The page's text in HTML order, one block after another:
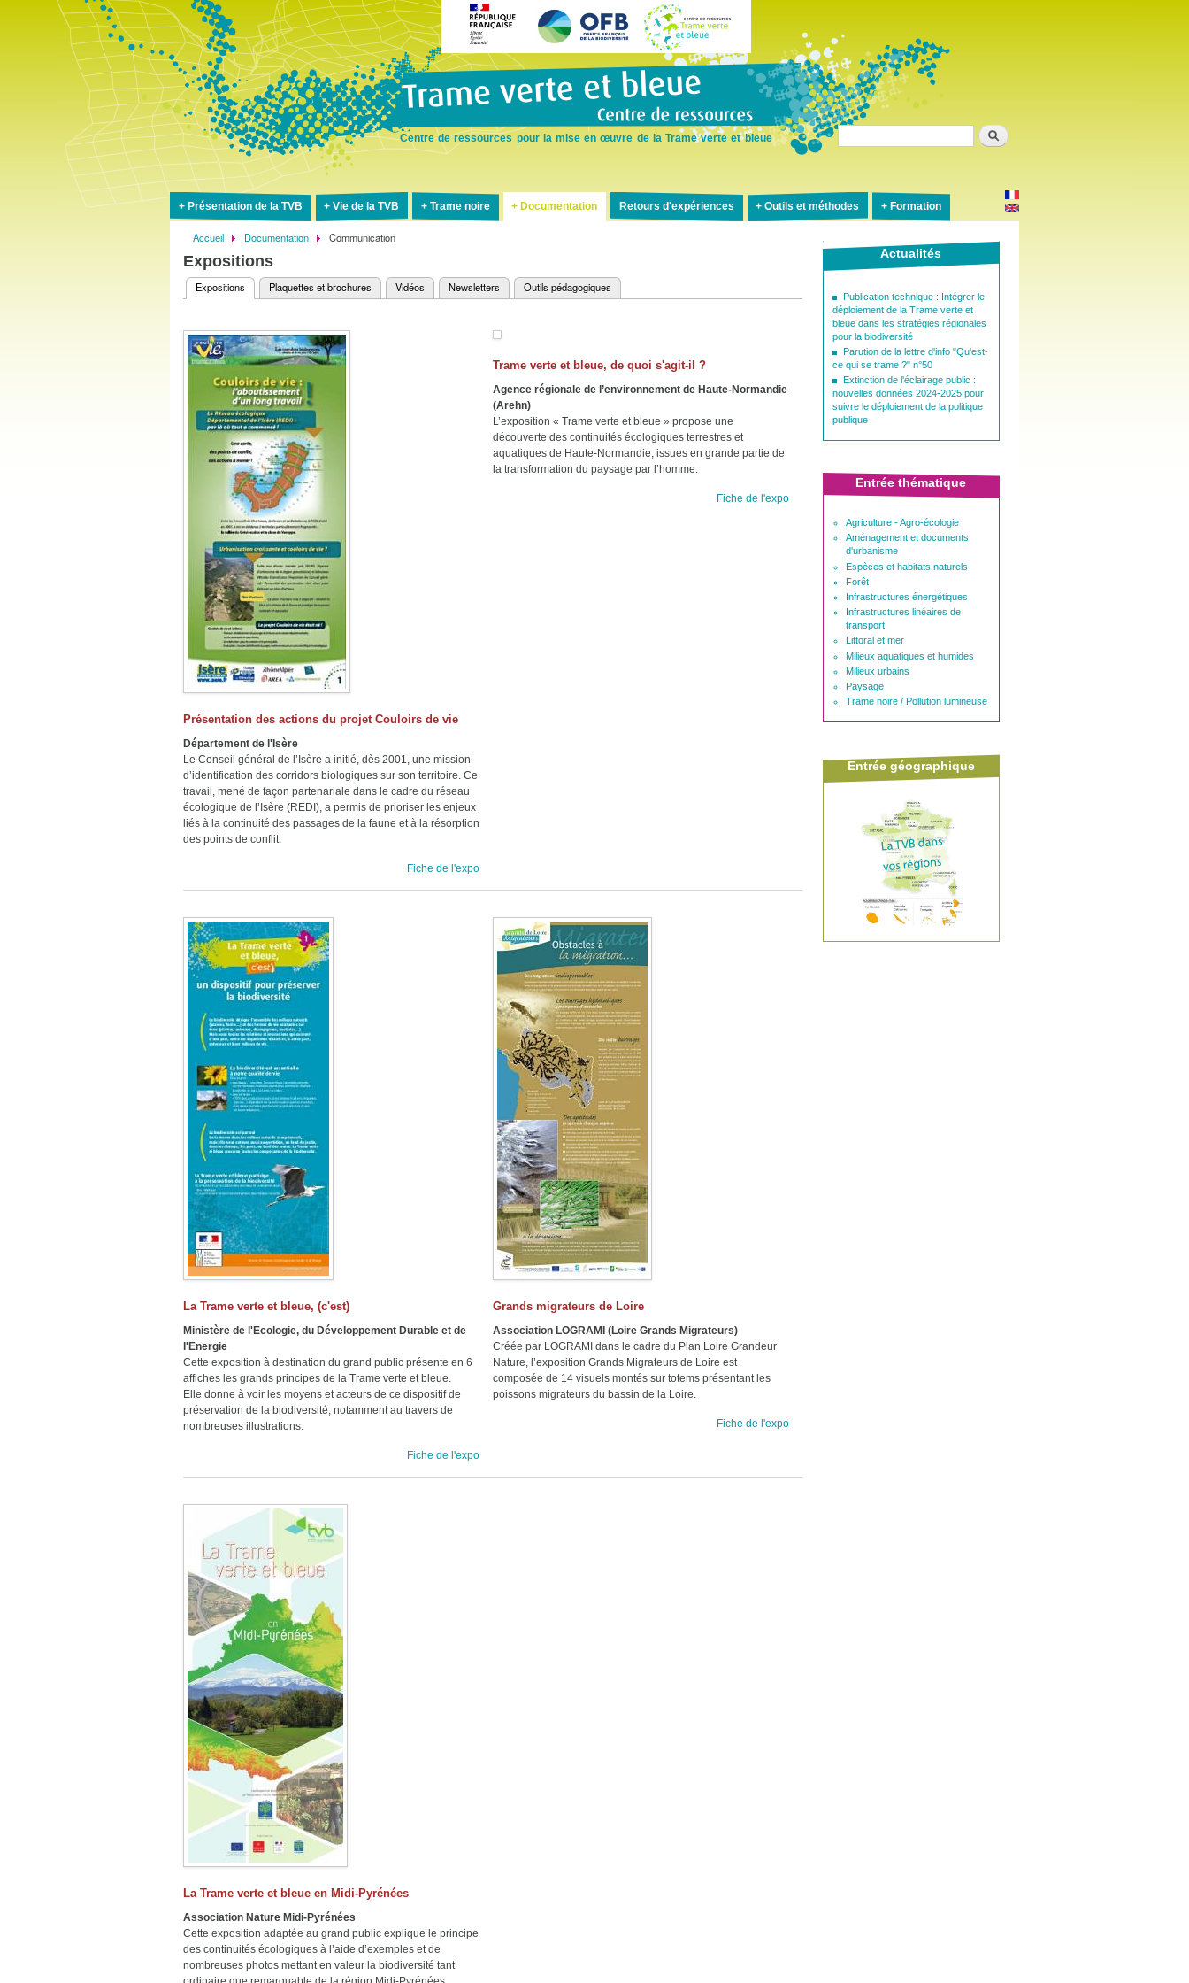
au
contenu
Centre de ressources pour la mise en œuvre de la Trame verte et bleue
Présentation de la TVB Vie de la TVB Trame noire Documentation Retours d'expériences Outils et méthodes Formation
Fil
d'Ariane
Accueil Documentation Communication
Expositions
Onglets
Expositions (onglet actif)
Plaquettes et brochures Vidéos Newsletters Outils pédagogiques
Présentation des actions du projet Couloirs de vie
Département de l'Isère
Le Conseil général de l’Isère a initié, dès 2001, une mission
d’identification des corridors biologiques sur son territoire. Ce
travail, mené de façon partenariale dans le cadre du réseau
écologique de l’Isère (REDI), a permis de prioriser les enjeux
liés à la continuité des passages de la faune et à la résorption
des points de conflit.
Fiche de l'expo
Trame verte et bleue, de quoi s'agit-il ?
Agence régionale de l’environnement de Haute-Normandie
(Arehn)
L’exposition « Trame verte et bleue » propose une
découverte des continuités écologiques terrestres et
aquatiques de Haute-Normandie, issues en grande partie de
la transformation du paysage par l’homme.
Fiche de l'expo
La Trame verte et bleue, (c'est)
Ministère de l'Ecologie, du Développement Durable et de
l'Energie
Cette exposition à destination du grand public présente en 6
affiches les grands principes de la Trame verte et bleue.
Elle donne à voir les moyens et acteurs de ce dispositif de
préservation de la biodiversité, notamment au travers de
nombreuses illustrations.
Fiche de l'expo
Grands migrateurs de Loire
Association LOGRAMI (Loire Grands Migrateurs)
Créée par LOGRAMI dans le cadre du Plan Loire Grandeur
Nature, l’exposition Grands Migrateurs de Loire est
composée de 14 visuels montés sur totems présentant les
poissons migrateurs du bassin de la Loire.
Fiche de l'expo
La Trame verte et bleue en Midi-Pyrénées
Association Nature Midi-Pyrénées
Cette exposition adaptée au grand public explique le principe
des continuités écologiques à l’aide d’exemples et de
nombreuses photos mettant en valeur la biodiversité tant
Actualités
Publication technique : Intégrer le
déploiement de la Trame verte et
bleue dans les stratégies régionales
pour la biodiversité
Parution de la lettre d'info "Qu'est-
ce qui se trame ?" n°50
Extinction de l'éclairage public :
nouvelles données 2024-2025 pour
suivre le déploiement de la politique
publique
Entrée thématique
Agriculture - Agro-écologie
Aménagement et documents
d'urbanisme
Espèces et habitats naturels
Forêt
Infrastructures énergétiques
Infrastructures linéaires de
transport
Littoral et mer
Milieux aquatiques et humides
Milieux urbains
Paysage
Trame noire / Pollution lumineuse
Entrée géographique